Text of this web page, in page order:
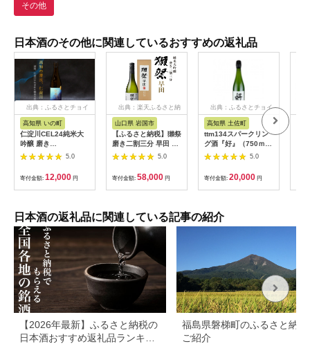
その他
日本酒のその他に関連しているおすすめの返礼品
出典：ふるさとチョイ
高知県 いの町
仁淀川CEL24純米大
吟醸 磨き
50%720ml（高知酒
5.0
寄付金額: 12,000 円
出典：楽天ふるさと納
山口県 岩国市
【ふるさと納税】獺祭
磨き二割三分 早田 純
米大吟醸（720ml）
5.0
寄付金額: 58,000 円
出典：ふるさとチョイ
高知県 土佐町
ttm134スパークリン
グ酒『好』（750ｍ
ｌ）
5.0
寄付金額: 20,000 円
日本酒の返礼品に関連している記事の紹介
【2026年最新】ふるさと納税の
日本酒おすすめ返礼品ランキン
福島県磐梯町のふるさと納税
ご紹介